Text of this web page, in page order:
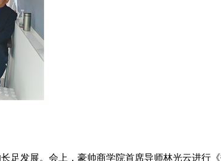
足发展。会上，豪帅商学院首席导师林光云进行